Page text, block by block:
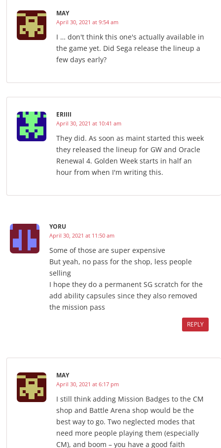
MAY
April 30, 2021 at 9:54 am
I … don't think this one's actually available in
the game yet. Did Sega release the lineup a
few days early?
ERIIII
April 30, 2021 at 10:41 am
They did. As soon as maint started this week
they released the lineup for GW and Oracle
Renewal 4. Golden Week starts in half an
hour from when I'm writing this.
YORU
April 30, 2021 at 11:50 am
Some of those are super expensive
But yeah, no pass for the shop, less people
selling
I hope they do a permanent SG scratch for the
add ability capsules since they also removed
the mission pass
REPLY
MAY
April 30, 2021 at 6:17 pm
I still think adding Mission Badges to the CM
shop and Battle Arena shop would be the
best way to go. Two neglected modes that
need more people playing them (especially
CM), and boom – you have a good faith